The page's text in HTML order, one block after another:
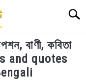
বাণী, কবিতা
and quotes